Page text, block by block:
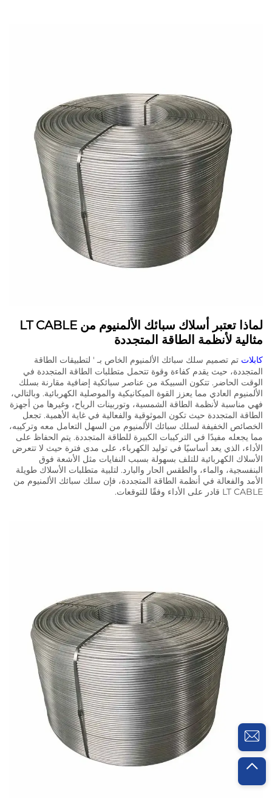
لماذا تعتبر أسلاك سبائك الألمنيوم من LT CABLE
مثالية لأنظمة الطاقة المتجددة
كابلات تم تصميم سلك سبائك الألمنيوم الخاص بـ ' لتطبيقات الطاقة
المتجددة، حيث يقدم كفاءة وقوة تتحمل متطلبات الطاقة المتجددة في
الوقت الحاضر. تتكون السبيكة من عناصر سبائكية إضافية مقارنة بسلك
الألمنيوم العادي مما يعزز القوة الميكانيكية والموصلية الكهربائية. وبالتالي،
فهي مناسبة لأنظمة الطاقة الشمسية، وتوربينات الرياح، وغيرها من أجهزة
الطاقة المتجددة حيث تكون الموثوقية والفعالية في غاية الأهمية. تجعل
الخصائص الخفيفة لسلك سبائك الألمنيوم من السهل التعامل معه وتركيبه،
مما يجعله مفيدًا في التركيبات الكبيرة للطاقة المتجددة. يتم الحفاظ على
الأداء، الذي يعد أساسيًا في توليد الكهرباء، على مدى فترة حيث لا تتعرض
الأسلاك الكهربائية للتلف بسهولة بسبب النفايات مثل الأشعة فوق
البنفسجية، والماء، والطقس الحار والبارد. لتلبية متطلبات الأسلاك طويلة
الأمد والفعالة في أنظمة الطاقة المتجددة، فإن سلك سبائك الألمنيوم من
LT CABLE قادر على الأداء وفقًا للتوقعات.